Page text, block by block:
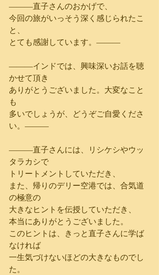
―――直子さんのおかげで、
今回の旅がいっそう深く感じられたこ
と、
とても感謝しています。―――
―――インドでは、興味深いお話を聴
かせて頂き
ありがとうございました。大変なこと
も
多いでしょうが、どうぞご自愛くださ
い。―――
―――直子さんには、リシケシやウッ
タラカシで
トリートメントしていただき、
また、帰りのデリー空港では、合気道
の極意の
大きなヒントを伝授していただき、
本当にありがとうございました。
このヒントは、きっと直子さんに学ば
なければ
一生気づけないほどの大きなものでし
た。